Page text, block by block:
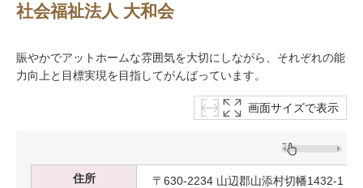
社会福祉法人 大和会
賑やかでアットホームな雰囲気を大切にしながら、それぞれの能
力向上と目標実現を目指してがんばっています。
画面サイズで表示
住所
〒630-2234 山辺郡山添村切幡1432-1